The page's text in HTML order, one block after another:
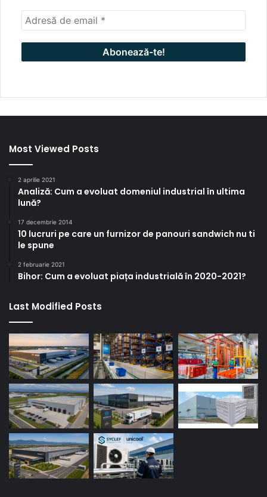
Most Viewed Posts
2 aprilie 2021
Analiză: Cum a evoluat domeniul industrial în ultima
lună?
17 decembrie 2014
10 lucruri pe care un furnizor de panouri sandwich nu ti
le spune
2 februarie 2021
Bihor: Cum a evoluat piața industrială în 2020-2021?
Last Modified Posts